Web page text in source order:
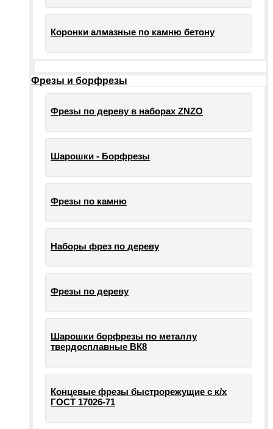
Коронки алмазные по камню бетону
Фрезы и борфрезы
Фрезы по дереву в наборах ZNZO
Шарошки - Борфрезы
Фрезы по камню
Наборы фрез по дереву
Фрезы по дереву
Шарошки борфрезы по металлу
твердосплавные ВК8
Концевые фрезы быстрорежущие с к/х
ГОСТ 17026-71